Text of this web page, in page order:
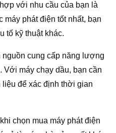
với nhu cầu của bạn là
phát điện tốt nhất, bạn
tố kỹ thuật khác.
cung cấp năng lượng
Với máy chạy dầu, bạn cần
liệu để xác định thời gian
chọn mua máy phát điện